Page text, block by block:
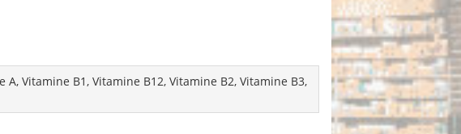
Vitamine B1, Vitamine B12, Vitamine B2, Vitamine B3,